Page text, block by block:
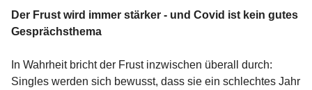
Der Frust wird immer stärker - und Covid ist kein gutes
Gesprächsthema
In Wahrheit bricht der Frust inzwischen überall durch:
Singles werden sich bewusst, dass sie ein schlechtes Jahr